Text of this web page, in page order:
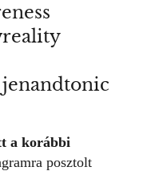
a korábbi
posztolt